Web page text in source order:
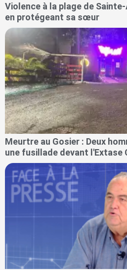
Violence à la plage de
en protégeant sa sœur
Meurtre au Gosier : Deux
une fusillade devant l'Extase